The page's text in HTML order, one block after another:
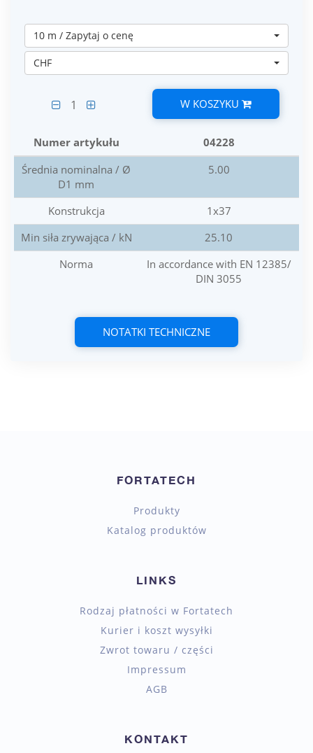
10 m / Zapytaj o cenę
CHF
1 W KOSZYKU
Numer artykułu
04228
Średnia nominalna / Ø
D1 mm
5.00
Konstrukcja
1x37
Min siła zrywająca / kN
25.10
Norma
In accordance with EN 12385/
DIN 3055
NOTATKI TECHNICZNE
FORTATECH
Produkty
Katalog produktów
LINKS
Rodzaj płatności w Fortatech
Kurier i koszt wysyłki
Zwrot towaru / części
Impressum
AGB
KONTAKT